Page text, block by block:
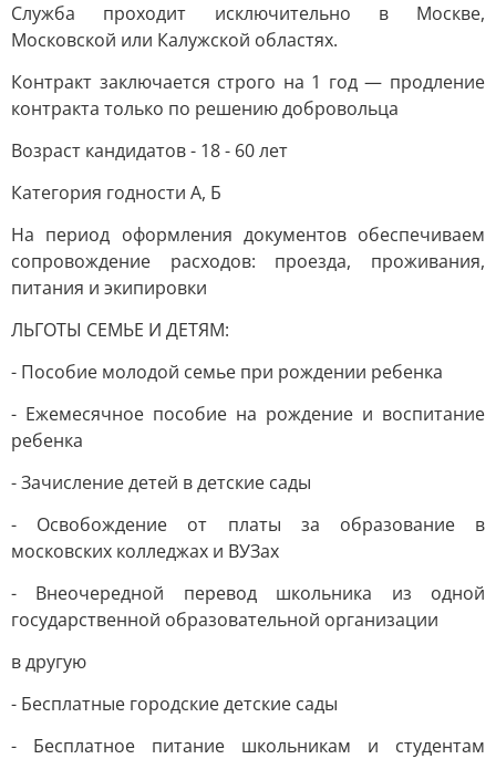
Служба проходит исключительно в Москве,
Московской или Калужской областях.
Контракт заключается строго на 1 год — продление
контракта только по решению добровольца
Возраст кандидатов - 18 - 60 лет
Категория годности А, Б
На период оформления документов обеспечиваем
сопровождение расходов: проезда, проживания,
питания и экипировки
ЛЬГОТЫ СЕМЬЕ И ДЕТЯМ:
- Пособие молодой семье при рождении ребенка
- Ежемесячное пособие на рождение и воспитание
ребенка
- Зачисление детей в детские сады
- Освобождение от платы за образование в
московских колледжах и ВУЗах
- Внеочередной перевод школьника из одной
государственной образовательной организации
в другую
- Бесплатные городские детские сады
- Бесплатное питание школьникам и студентам